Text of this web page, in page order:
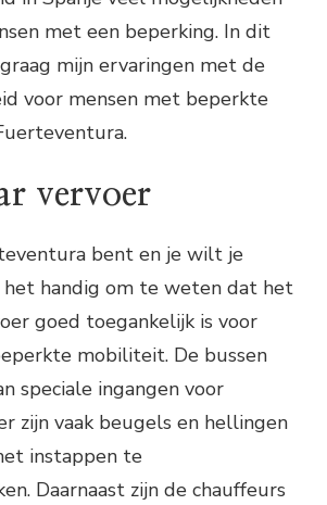
met een beperking. In dit
mijn ervaringen met de
voor mensen met beperkte
vervoer
bent en je wilt je
het handig om te weten dat het
goed toegankelijk is voor
mobiliteit. De bussen
speciale ingangen voor
zijn vaak beugels en hellingen
instappen te
Daarnaast zijn de chauffeurs